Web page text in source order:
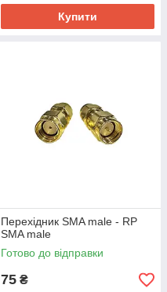
Купити
Перехідник SMA male - RP
SMA male
Готово до відправки
75 ₴